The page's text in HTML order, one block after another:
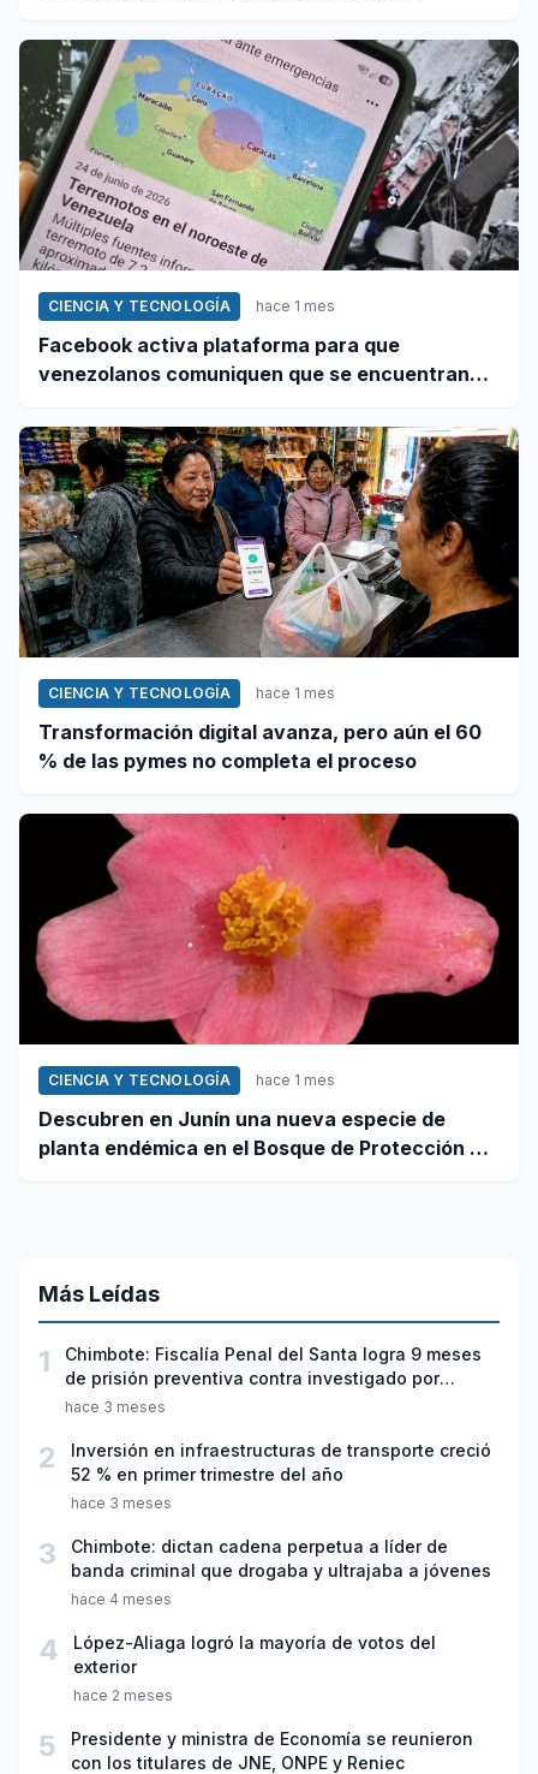
CIENCIA Y TECNOLOGÍA hace 1 mes
Facebook activa plataforma para que
venezolanos comuniquen que se encuentran
CIENCIA Y TECNOLOGÍA hace 1 mes
Transformación digital avanza, pero aún el 60
% de las pymes no completa el proceso
CIENCIA Y TECNOLOGÍA hace 1 mes
Descubren en Junín una nueva especie de
planta endémica en el Bosque de Protección Pui
Más Leídas
1
Chimbote: Fiscalía Penal del Santa logra 9 meses
de prisión preventiva contra investigado por
violación sexual y tentativa de feminicidio
hace 3 meses
2
Inversión en infraestructuras de transporte creció
52 % en primer trimestre del año
hace 3 meses
3
Chimbote: dictan cadena perpetua a líder de
banda criminal que drogaba y ultrajaba a jóvenes
hace 4 meses
4
López-Aliaga logró la mayoría de votos del
exterior
hace 2 meses
5
Presidente y ministra de Economía se reunieron
con los titulares de JNE, ONPE y Reniec